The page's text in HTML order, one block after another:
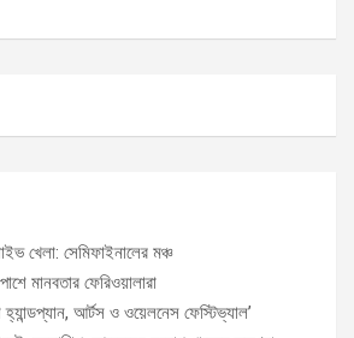
খেলা: সেমিফাইনালের মঞ্চ
মানবতার ফেরিওয়ালারা
আর্টস ও ওয়েলনেস ফেস্টিভ্যাল’